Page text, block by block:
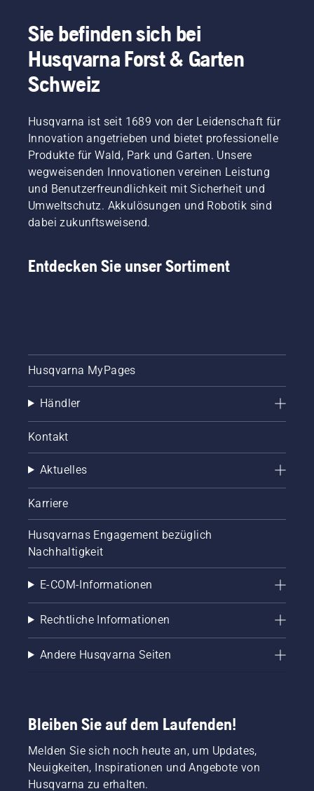
Sie befinden sich bei
Husqvarna Forst & Garten
Schweiz
Husqvarna ist seit 1689 von der Leidenschaft für
Innovation angetrieben und bietet professionelle
Produkte für Wald, Park und Garten. Unsere
wegweisenden Innovationen vereinen Leistung
und Benutzerfreundlichkeit mit Sicherheit und
Umweltschutz. Akkulösungen und Robotik sind
dabei zukunftsweisend.
Entdecken Sie unser Sortiment
Husqvarna MyPages
Händler
Kontakt
Aktuelles
Karriere
Husqvarnas Engagement bezüglich
Nachhaltigkeit
E-COM-Informationen
Rechtliche Informationen
Andere Husqvarna Seiten
Bleiben Sie auf dem Laufenden!
Melden Sie sich noch heute an, um Updates,
Neuigkeiten, Inspirationen und Angebote von
Husqvarna zu erhalten.